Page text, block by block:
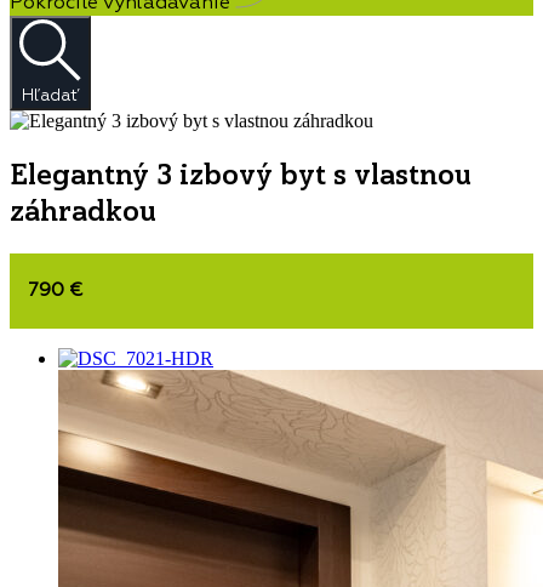
Hľadať
Elegantný 3 izbový byt s vlastnou
záhradkou
790 €